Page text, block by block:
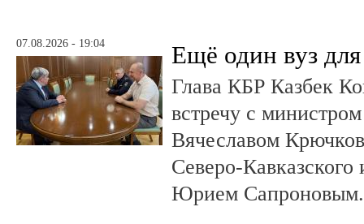
07.08.2026 - 19:04 Ещё один вуз
Глава КБР Казбек
встречу с
Вячеславом
Северо-
Юрием